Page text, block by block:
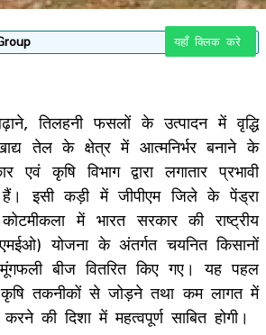
यहाँ क्लिक करे
तिलहनी फसलों के उत्पादन में वृद्धि
तेल के क्षेत्र में आत्मनिर्भर बनाने के
एवं कृषि विभाग द्वारा लगातार प्रभावी
इसी कड़ी में जीपीएम जिले के पेंड्रा
में भारत सरकार की राष्ट्रीय
योजना के अंतर्गत चयनित किसानों
बीज वितरित किए गए। यह पहल
तकनीकों से जोड़ने तथा कम लागत में
की दिशा में महत्वपूर्ण साबित होगी।